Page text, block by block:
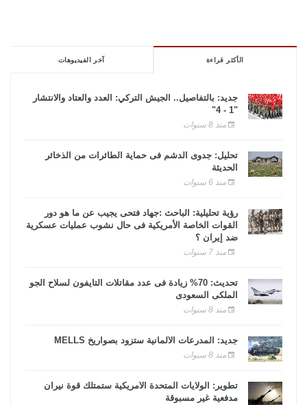
الأكثر قراءة آخر الفيديوهات
جديد: بالتفاصيل.. الجيش التركي: العدد والعتاد والانتشار
"1 - 4"
منذ 8 سنوات
تحليل: جدوى الدشم فى حماية الطائرات من الذخائر
الحديثة
منذ 6 سنوات
رؤية تحليلية: الباحث :جهاد فتحى يجيب عن ما هو دور
القوات الخاصة الأمريكية فى حال نشوب عمليات عسكرية
ضد إيران ؟
منذ 7 سنوات
تحديث: 70% زيادة فى عدد مقاتلات التايفون لسلاح الجو
الملكى السعودى
منذ 8 سنوات
جديد: المدرعات الألمانية ستزود بصواريخ MELLS
منذ 8 سنوات
تطوير: الولايات المتحدة الأمريكية ستمتلك قوة نيران
مدفعية غير مسبوقة